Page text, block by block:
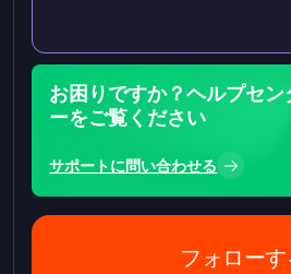
お困りですか？ヘルプセン
ーをご覧ください
サポートに問い合わせる
フォロー